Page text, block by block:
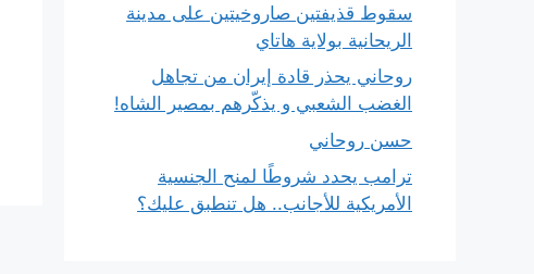
سقوط قذيفتين صاروخيتين على مدينة
الريحانية بولاية هاتاي
روحاني يحذر قادة إيران من تجاهل
الغضب الشعبي و يذكّرهم بمصير الشاه!
حسن روحاني
ترامب يحدد شروطًا لمنح الجنسية
الأمريكية للأجانب.. هل تنطبق عليك؟